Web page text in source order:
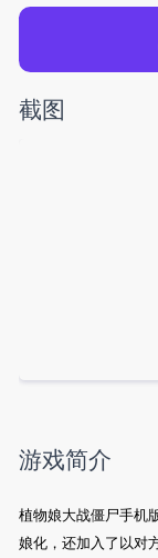
截图
游戏简介
植物娘大战僵尸手机
娘化，还加入了以对